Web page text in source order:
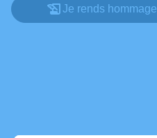
Je rends hommage